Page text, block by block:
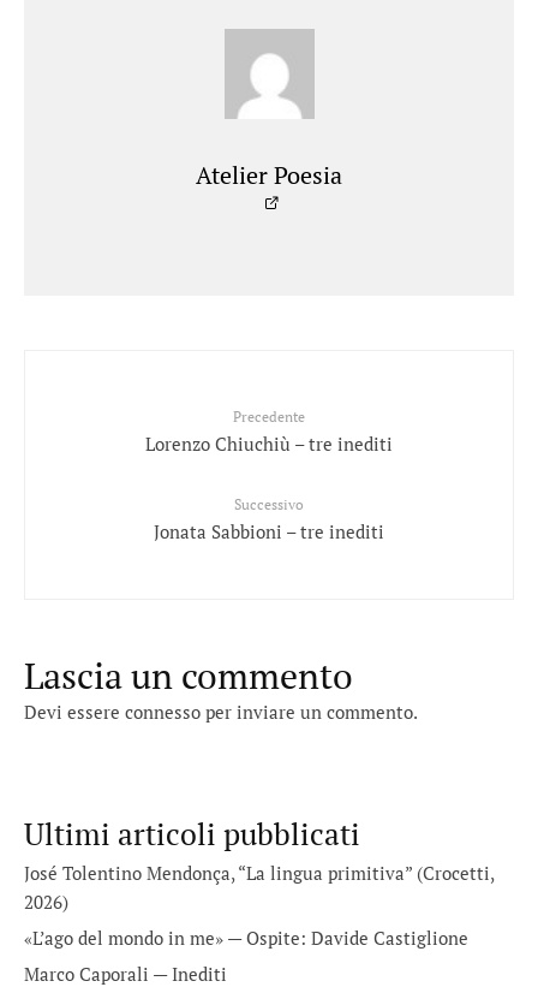
Atelier Poesia
Precedente
Lorenzo Chiuchiù – tre inediti
Successivo
Jonata Sabbioni – tre inediti
Lascia un commento
Devi essere connesso per inviare un commento.
Ultimi articoli pubblicati
José Tolentino Mendonça, “La lingua primitiva” (Crocetti,
2026)
«L’ago del mondo in me» — Ospite: Davide Castiglione
Marco Caporali — Inediti